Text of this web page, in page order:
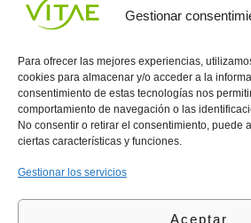
Gestionar
Para ofrecer las mejores experiencias,
cookies para almacenar y/o acceder a la
consentimiento de estas tecnologías nos
comportamiento de navegación o las
No consentir o retirar el consentimiento, puede
ciertas características y funciones.
Gestionar los servicios
Aceptar
UNIRME
Conocenos
Vitae
l
Área
Política
de